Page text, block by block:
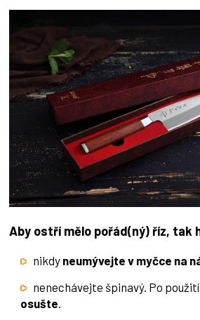
Aby ostří mělo pořád(ný) říz, tak
nikdy neumývejte v myčce na
nenechávejte špinavý. Po
osušte.